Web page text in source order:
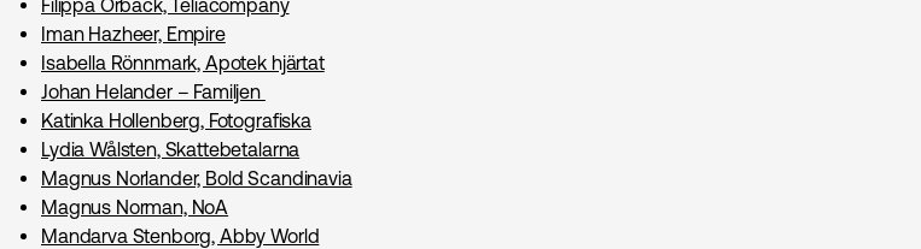
Filippa Orback, Teliacompany
Iman Hazheer, Empire
Isabella Rönnmark, Apotek hjärtat
Johan Helander – Familjen
Katinka Hollenberg, Fotografiska
Lydia Wålsten, Skattebetalarna
Magnus Norlander, Bold Scandinavia
Magnus Norman, NoA
Mandarva Stenborg, Abby World